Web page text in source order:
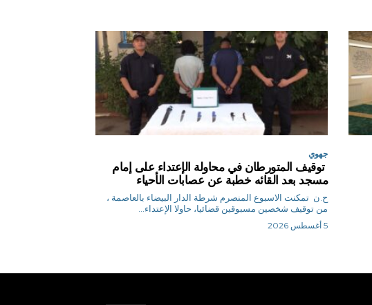
جهوي
توقيف المتورطان في محاولة الإعتداء على إمام
مسجد بعد القائه خطبة عن عصابات الأحياء
ح.ن تمكنت الاسبوع المنصرم شرطة الدار البيضاء بالعاصمة ،
من توقيف شخصين مسبوقين قضائيا، حاولا الإعتداء...
5 أغسطس 2026